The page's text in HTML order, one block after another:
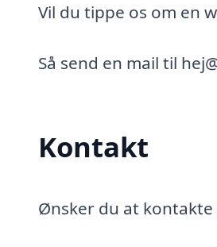
Vil du tippe os om en
Så send en mail til
Kontakt
Ønsker du at kontakte